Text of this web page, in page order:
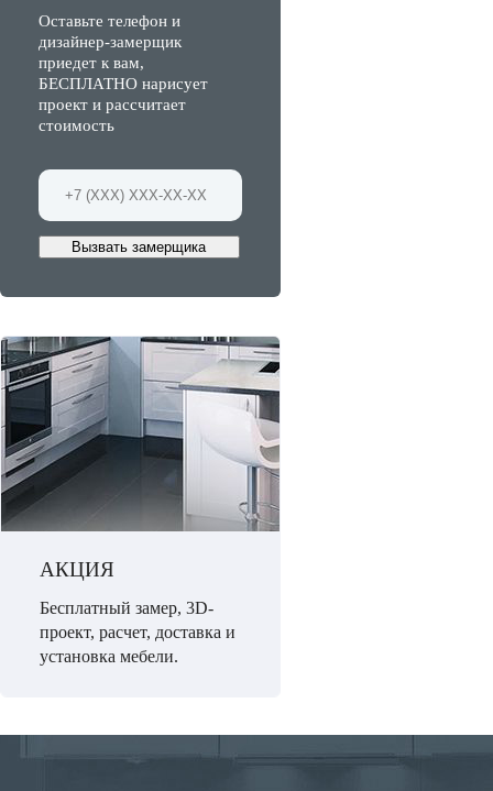
Оставьте телефон и
дизайнер-замерщик
приедет к вам,
БЕСПЛАТНО нарисует
проект и рассчитает
стоимость
Вызвать замерщика
АКЦИЯ
Бесплатный замер, 3D-
проект, расчет, доставка и
установка мебели.